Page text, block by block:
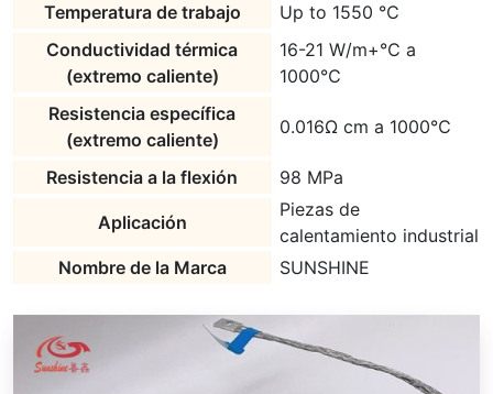
Temperatura de trabajo
Up to 1550 ℃
Conductividad térmica
(extremo caliente)
16-21 W/m+℃ a
1000℃
Resistencia específica
(extremo caliente)
0.016Ω cm a 1000℃
Resistencia a la flexión 98 MPa
Aplicación
Piezas de
calentamiento industrial
Nombre de la Marca
SUNSHINE